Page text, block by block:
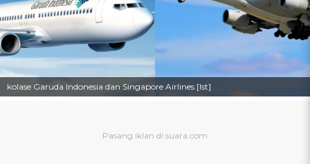
kolase Garuda Indonesia dan Singapore Airlines [Ist]